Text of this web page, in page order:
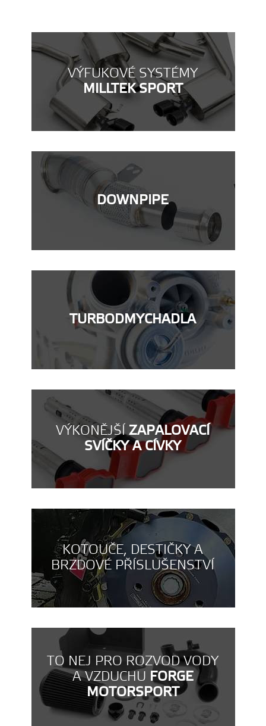
VÝFUKOVÉ SYSTÉMY
MILLTEK SPORT
DOWNPIPE
TURBODMYCHADLA
VÝKONĚJŠÍZAPALOVACÍ
SVÍČKY A CÍVKY
KOTOUČE, DESTIČKY A
BRZDOVÉ PŘÍSLUŠENSTVÍ
TO NEJ PRO ROZVOD VODY
A VZDUCHU FORGE
MOTORSPORT